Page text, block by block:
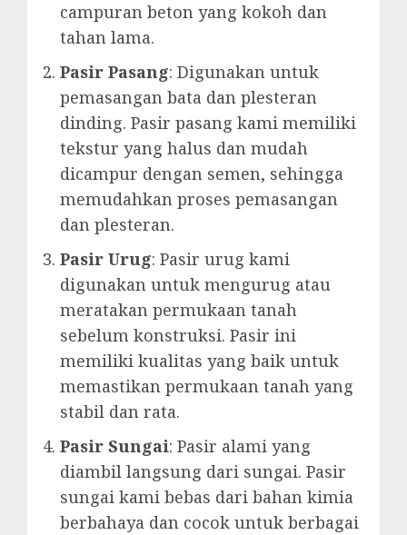
campuran beton yang kokoh dan
tahan lama.
Pasir Pasang: Digunakan untuk
pemasangan bata dan plesteran
dinding. Pasir pasang kami memiliki
tekstur yang halus dan mudah
dicampur dengan semen, sehingga
memudahkan proses pemasangan
dan plesteran.
Pasir Urug: Pasir urug kami
digunakan untuk mengurug atau
meratakan permukaan tanah
sebelum konstruksi. Pasir ini
memiliki kualitas yang baik untuk
memastikan permukaan tanah yang
stabil dan rata.
Pasir Sungai: Pasir alami yang
diambil langsung dari sungai. Pasir
sungai kami bebas dari bahan kimia
berbahaya dan cocok untuk berbagai